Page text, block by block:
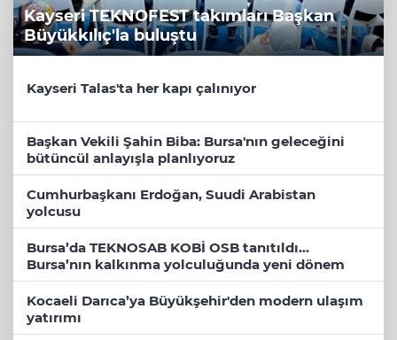
Kayseri TEKNOFEST takımları Başkan
Büyükkılıç'la buluştu
Kayseri Talas'ta her kapı çalınıyor
Başkan Vekili Şahin Biba: Bursa'nın geleceğini
bütüncül anlayışla planlıyoruz
Cumhurbaşkanı Erdoğan, Suudi Arabistan
yolcusu
Bursa’da TEKNOSAB KOBİ OSB tanıtıldı...
Bursa’nın kalkınma yolculuğunda yeni dönem
Kocaeli Darıca’ya Büyükşehir'den modern ulaşım
yatırımı